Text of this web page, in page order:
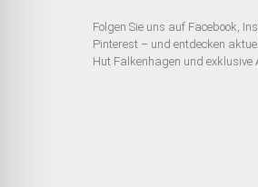
Folgen Sie uns auf Facebook,
Pinterest – und entdecken
Hut Falkenhagen und exklusive